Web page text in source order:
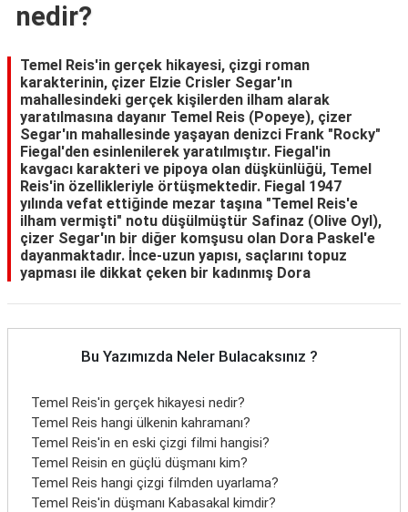
Yaşam
Hukuk
Blog
nedir?
Temel Reis'in gerçek hikayesi, çizgi roman
karakterinin, çizer Elzie Crisler Segar'ın
mahallesindeki gerçek kişilerden ilham alarak
yaratılmasına dayanır Temel Reis (Popeye), çizer
Segar'ın mahallesinde yaşayan denizci Frank "Rocky"
Fiegal'den esinlenilerek yaratılmıştır. Fiegal'in
kavgacı karakteri ve pipoya olan düşkünlüğü, Temel
Reis'in özellikleriyle örtüşmektedir. Fiegal 1947
yılında vefat ettiğinde mezar taşına "Temel Reis'e
ilham vermişti" notu düşülmüştür Safinaz (Olive Oyl),
çizer Segar'ın bir diğer komşusu olan Dora Paskel'e
dayanmaktadır. İnce-uzun yapısı, saçlarını topuz
yapması ile dikkat çeken bir kadınmış Dora
Bu Yazımızda Neler Bulacaksınız ?
Temel Reis'in gerçek hikayesi nedir?
Temel Reis hangi ülkenin kahramanı?
Temel Reis'in en eski çizgi filmi hangisi?
Temel Reisin en güçlü düşmanı kim?
Temel Reis hangi çizgi filmden uyarlama?
Temel Reis'in düşmanı Kabasakal kimdir?